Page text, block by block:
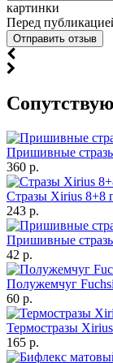
картинки
Перед
Пришивные
360 р.
Стразы Xirius 8+8
243 р.
Пришивные
42 р.
Полужемчуг
60 р.
Термостразы
165 р.